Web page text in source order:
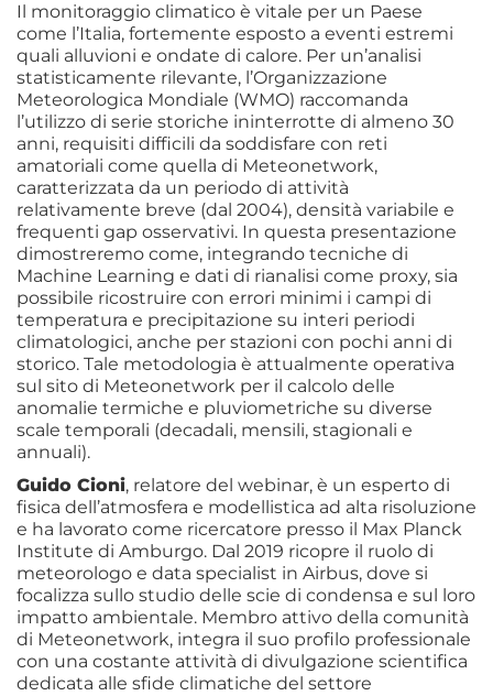
Il monitoraggio climatico è vitale per un Paese
come l’Italia, fortemente esposto a eventi estremi
quali alluvioni e ondate di calore. Per un’analisi
statisticamente rilevante, l’Organizzazione
Meteorologica Mondiale (WMO) raccomanda
l’utilizzo di serie storiche ininterrotte di almeno 30
anni, requisiti difficili da soddisfare con reti
amatoriali come quella di Meteonetwork,
caratterizzata da un periodo di attività
relativamente breve (dal 2004), densità variabile e
frequenti gap osservativi. In questa presentazione
dimostreremo come, integrando tecniche di
Machine Learning e dati di rianalisi come proxy, sia
possibile ricostruire con errori minimi i campi di
temperatura e precipitazione su interi periodi
climatologici, anche per stazioni con pochi anni di
storico. Tale metodologia è attualmente operativa
sul sito di Meteonetwork per il calcolo delle
anomalie termiche e pluviometriche su diverse
scale temporali (decadali, mensili, stagionali e
annuali).
Guido Cioni, relatore del webinar, è un esperto di
fisica dell’atmosfera e modellistica ad alta risoluzione
e ha lavorato come ricercatore presso il Max Planck
Institute di Amburgo. Dal 2019 ricopre il ruolo di
meteorologo e data specialist in Airbus, dove si
focalizza sullo studio delle scie di condensa e sul loro
impatto ambientale. Membro attivo della comunità
di Meteonetwork, integra il suo profilo professionale
con una costante attività di divulgazione scientifica
dedicata alle sfide climatiche del settore